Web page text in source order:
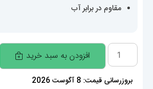
مقاوم در برابر آب
ساعت
ورساچه
زنانه
افزودن به سبد خرید
بروزرسانی قیمت: 8 آگوست 2026